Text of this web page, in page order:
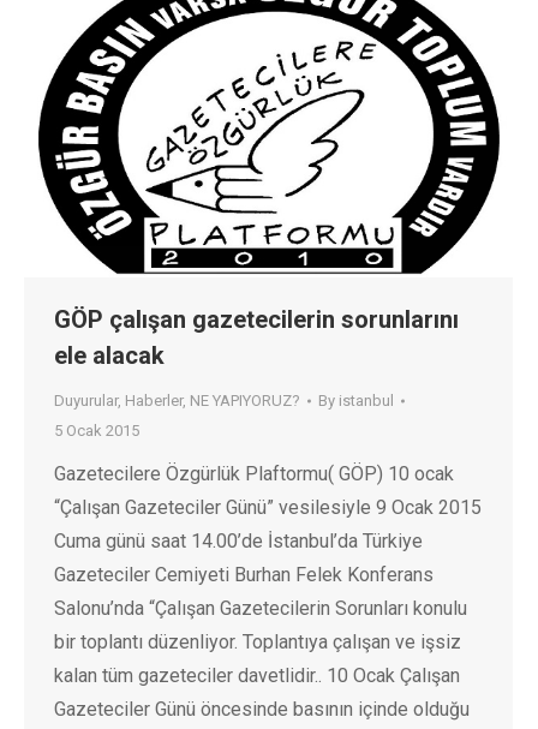
GÖP çalışan gazetecilerin sorunlarını
ele alacak
Duyurular, Haberler, NE YAPIYORUZ? By istanbul
5 Ocak 2015
Gazetecilere Özgürlük Plaftormu( GÖP) 10 ocak
“Çalışan Gazeteciler Günü” vesilesiyle 9 Ocak 2015
Cuma günü saat 14.00’de İstanbul’da Türkiye
Gazeteciler Cemiyeti Burhan Felek Konferans
Salonu’nda “Çalışan Gazetecilerin Sorunları konulu
bir toplantı düzenliyor. Toplantıya çalışan ve işsiz
kalan tüm gazeteciler davetlidir.. 10 Ocak Çalışan
Gazeteciler Günü öncesinde basının içinde olduğu